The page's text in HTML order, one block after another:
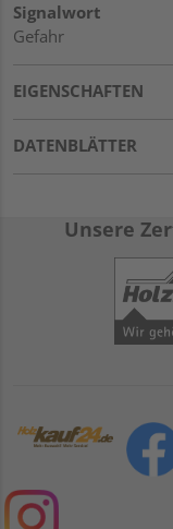
Signalwort
Gefahr
EIGENSCHAFTEN
DATENBLÄTTER
Unsere